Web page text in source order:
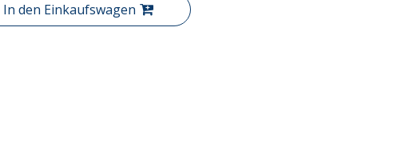
In den Einkaufswagen